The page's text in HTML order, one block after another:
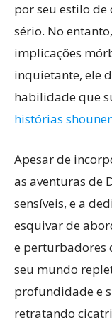
por seu estilo de
sério. No
implicações
inquietante, ele
habilidade que
histórias
Apesar de
as aventuras de
sensíveis, e a
esquivar de
e perturbadores
seu mundo
profundidade e
retratando